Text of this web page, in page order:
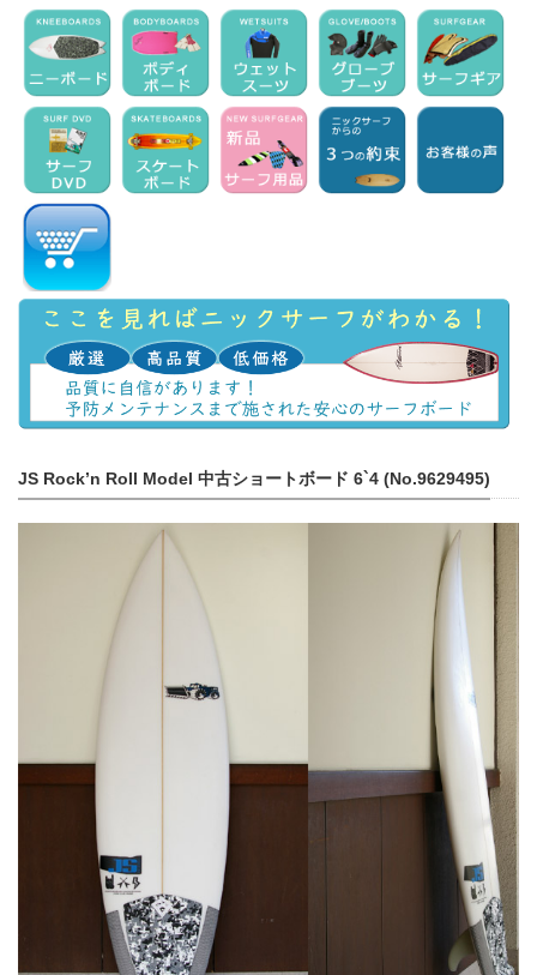
JS Rock’n Roll Model 中古ショートボード 6`4 (No.9629495)